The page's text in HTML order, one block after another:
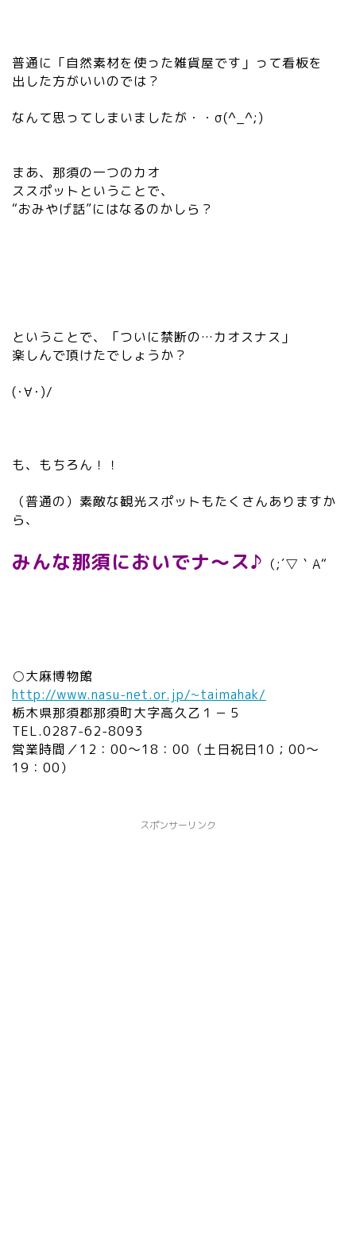
普通に「自然素材を使った雑貨屋です」って看板を
出した方がいいのでは？
なんて思ってしまいましたが・・σ(^_^;)
まあ、那須の一つのカオ
ススポットということで、
“おみやげ話”にはなるのかしら？
ということで、「ついに禁断の…カオスナス」
楽しんで頂けたでしょうか？
(･∀･)/
も、もちろん！！
（普通の）素敵な観光スポットもたくさんありますか
ら、
みんな那須においでナ～ス♪ （;´▽｀A“
○大麻博物館
http://www.nasu-net.or.jp/~taimahak/
栃木県那須郡那須町大字高久乙１－５
TEL.0287-62-8093
営業時間／12：00～18：00（土日祝日10；00～
19：00）
スポンサーリンク